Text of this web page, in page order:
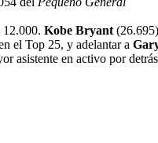
12.000. Kobe Bryant
el Top 25, y adelantar a
asistente en activo por